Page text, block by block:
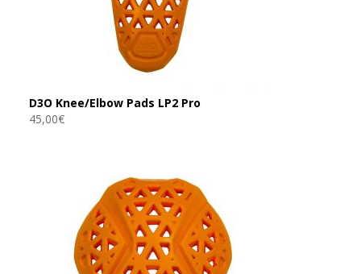
D3O Knee/Elbow Pads LP2 Pro
45,00€